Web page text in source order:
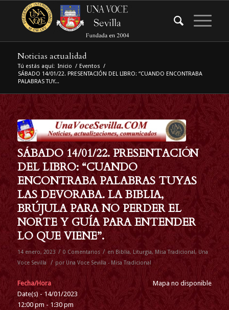
Noticias actualidad
Tú estás aquí: Inicio / Eventos /
SÁBADO 14/01/22. PRESENTACIÓN DEL LIBRO: “CUANDO ENCONTRABA
PALABRAS TUY...
SÁBADO 14/01/22. PRESENTACIÓN
DEL LIBRO: “CUANDO
ENCONTRABA PALABRAS TUYAS
LAS DEVORABA. LA BIBLIA,
BRÚJULA PARA NO PERDER EL
NORTE Y GUÍA PARA ENTENDER
LO QUE VIENE”.
14 enero, 2023 / 0 Comentarios / en Biblia, Liturgia, Misa Tradicional , Una
Voce Sevilla
/ por Una Voce Sevilla - Misa Tradicional
Mapa no disponible
Fecha/Hora
Date(s) - 14/01/2023
12:00 pm - 1:30 pm